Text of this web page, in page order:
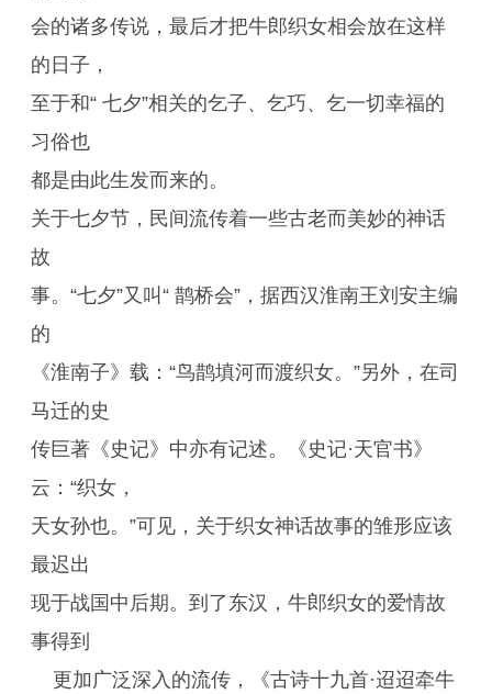
会的诸多传说，最后才把牛郎织女相会放在这样
的日子，
至于和“ 七夕”相关的乞子、乞巧、乞一切幸福的
习俗也
都是由此生发而来的。
关于七夕节，民间流传着一些古老而美妙的神话
故
事。“七夕”又叫“ 鹊桥会”，据西汉淮南王刘安主编
的
《淮南子》载：“鸟鹊填河而渡织女。”另外，在司
马迁的史
传巨著《史记》中亦有记述。《史记·天官书》
云：“织女，
天女孙也。”可见，关于织女神话故事的雏形应该
最迟出
现于战国中后期。到了东汉，牛郎织女的爱情故
事得到
更加广泛深入的流传，《古诗十九首·迢迢牵牛